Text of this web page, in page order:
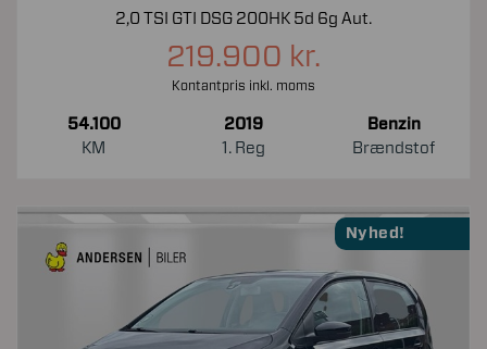
2,0 TSI GTI DSG 200HK 5d 6g Aut.
219.900 kr.
Kontantpris inkl. moms
54.100
KM
2019
1. Reg
Benzin
Brændstof
Nyhed!